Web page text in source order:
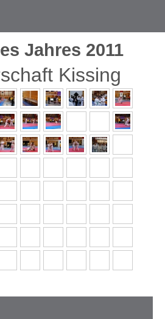
Jahres 2011
Kissing